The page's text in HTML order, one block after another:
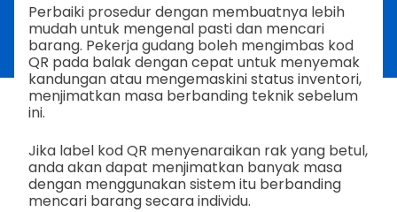
Perbaiki prosedur dengan membuatnya lebih
mudah untuk mengenal pasti dan mencari
barang. Pekerja gudang boleh mengimbas kod
QR pada balak dengan cepat untuk menyemak
kandungan atau mengemaskini status inventori,
menjimatkan masa berbanding teknik sebelum
ini.
Jika label kod QR menyenaraikan rak yang betul,
anda akan dapat menjimatkan banyak masa
dengan menggunakan sistem itu berbanding
mencari barang secara individu.